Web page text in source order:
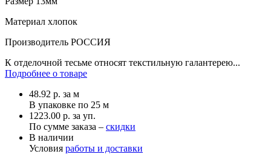
Материал хлопок
Производитель РОССИЯ
К отделочной тесьме относят текстильную галантерею...
Подробнее о товаре
48.92 р. за м
В упаковке по 25 м
1223.00 р. за уп.
По сумме заказа – скидки
В наличии
Условия работы и доставки